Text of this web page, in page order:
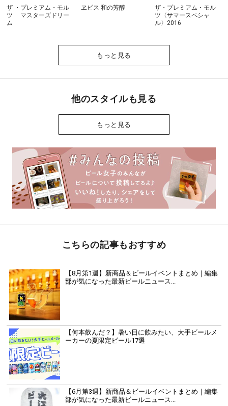
ザ ・プレミアム・モル
ツ マスターズドリー
ム
ヱビス 和の芳醇
ザ・プレミアム・モル
ツ〈サマースペシャ
ル〉2016
もっと見る
他のスタイルも見る
もっと見る
こちらの記事もおすすめ
【8月第1週】新商品＆ビールイベントまとめ｜編集
部が気になった最新ビールニュース...
【何本飲んだ？】暑い日に飲みたい、大手ビールメ
ーカーの夏限定ビール17選
【6月第3週】新商品＆ビールイベントまとめ｜編集
部が気になった最新ビールニュース...